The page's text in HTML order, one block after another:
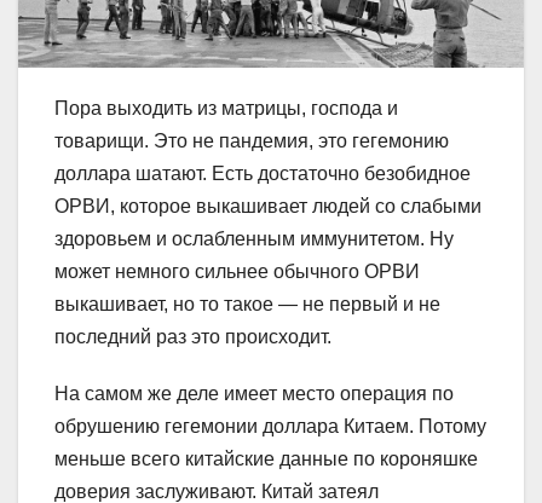
Пора выходить из матрицы, господа и
товарищи. Это не пандемия, это гегемонию
доллара шатают. Есть достаточно безобидное
ОРВИ, которое выкашивает людей со слабыми
здоровьем и ослабленным иммунитетом. Ну
может немного сильнее обычного ОРВИ
выкашивает, но то такое — не первый и не
последний раз это происходит.
На самом же деле имеет место операция по
обрушению гегемонии доллара Китаем. Потому
меньше всего китайские данные по короняшке
доверия заслуживают. Китай затеял